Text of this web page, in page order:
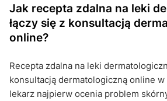
Jak recepta zdalna na leki
łączy się z konsultacją
online?
Recepta zdalna na leki
konsultacją dermatologiczną online
lekarz najpierw ocenia problem